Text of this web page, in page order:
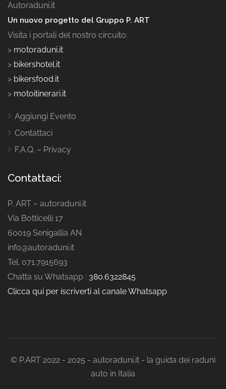
Autoraduni.it
Un nuovo progetto del Gruppo P. ART
Visita i portali del nostro circuito:
> motoraduni.it
> bikershotel.it
> bikersfood.it
> motoitinerari.it
Aggiungi Evento
Contattaci
F.A.Q. – Privacy
Contattaci:
P. ART – autoraduni.it
Via Botticelli 17
60019 Senigallia AN
info@autoraduni.it
Tel. 071.7915693
Chatta su Whatsapp : 380.6322845
Clicca qui per iscriverti al canale Whatsapp
© P.ART 2022 - 2025 - autoraduni.it - la guida dei raduni
auto in Italia